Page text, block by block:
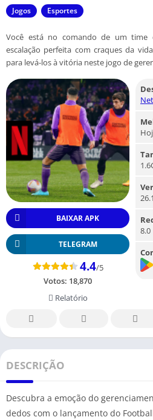
Jogos Esportes
Você está no comando de um
escalação perfeita com craques da
para levá-los à vitória neste jogo de
BAIXAR APK
TELEGRAM
4.4/5
Votos: 18,870
Relatório
8.0
DESCRIÇÃO
Descubra a emoção do
dedos com o lançamento do